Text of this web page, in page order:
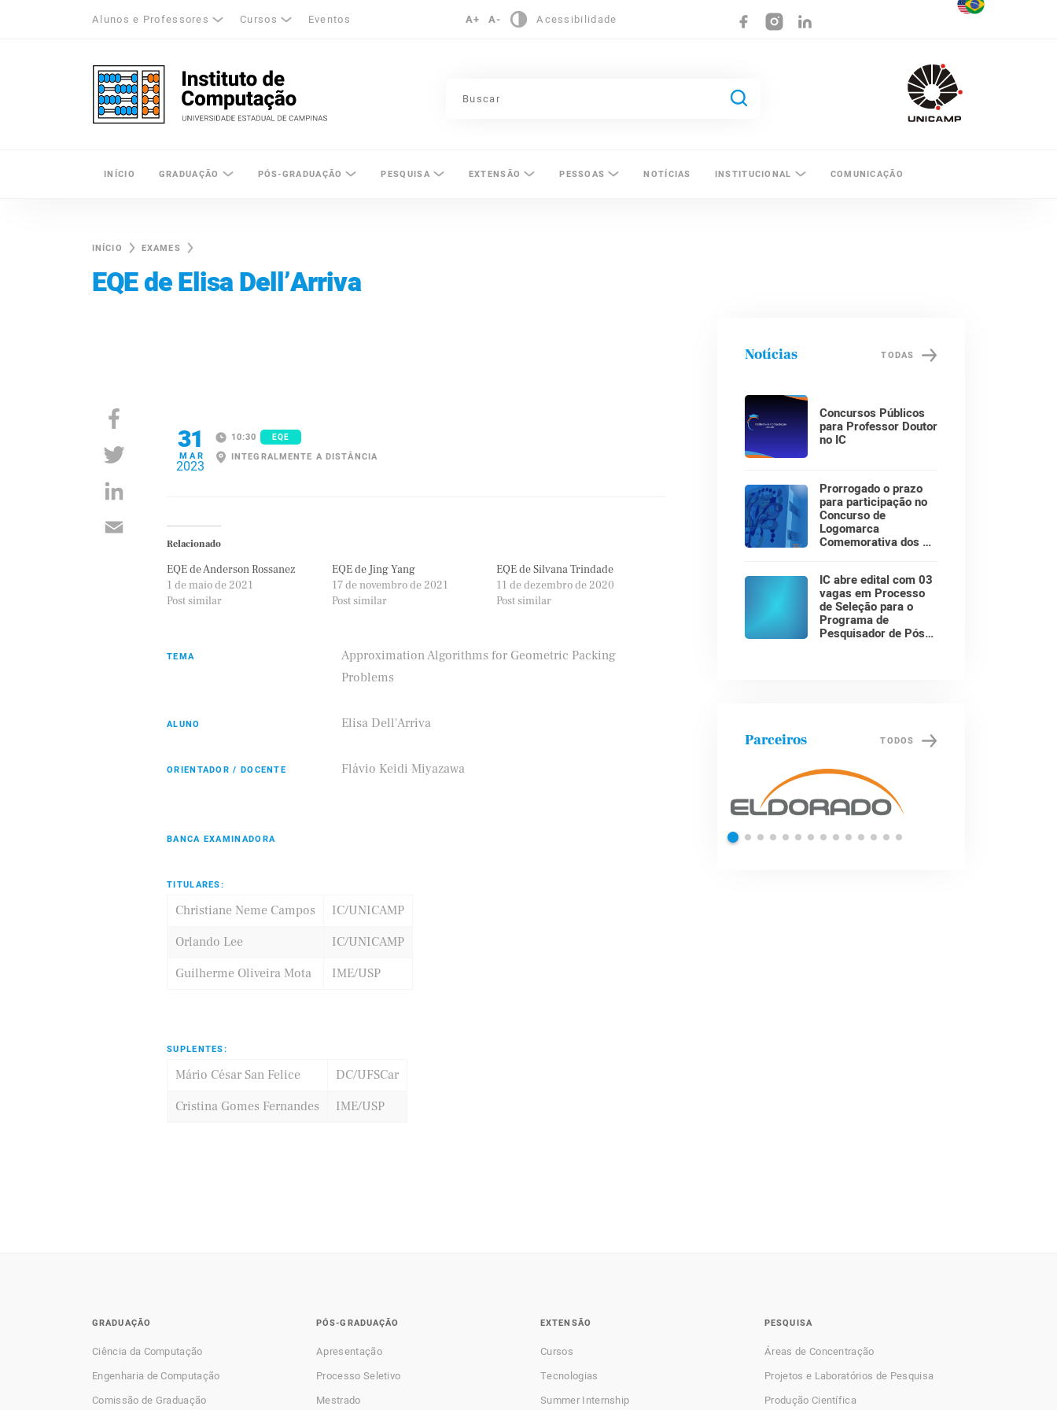
Alunos e Professores Cursos Eventos A+ A- Acessibilidade
Unicamp - Universidade Estadual de Campinas
INÍCIO GRADUAÇÃO PÓS-GRADUAÇÃO PESQUISA EXTENSÃO PESSOAS NOTÍCIAS INSTITUCIONAL COMUNICAÇÃO
INÍCIO EXAMES
EQE de Elisa Dell’Arriva
31
MAR
2023
10:30 EQE
INTEGRALMENTE A DISTÂNCIA
Relacionado
EQE de Anderson Rossanez
1 de maio de 2021
Post similar
EQE de Jing Yang
17 de novembro de 2021
Post similar
EQE de Silvana Trindade
11 de dezembro de 2020
Post similar
TEMA
Approximation Algorithms for Geometric Packing
Problems
ALUNO Elisa Dell'Arriva
ORIENTADOR / DOCENTE Flávio Keidi Miyazawa
BANCA EXAMINADORA
TITULARES:
Christiane Neme Campos
IC/UNICAMP
Orlando Lee
IC/UNICAMP
Guilherme Oliveira Mota
IME/USP
SUPLENTES:
Mário César San Felice
DC/UFSCar
Cristina Gomes Fernandes
IME/USP
Notícias TODAS
Concursos Públicos
para Professor Doutor
no IC
Prorrogado o prazo
para participação no
Concurso de
Logomarca
Comemorativa dos 30
IC abre edital com 03
vagas em Processo
de Seleção para o
Programa de
Pesquisador de Pós-
Parceiros TODOS
Samsung ifood Shell
GRADUAÇÃO
Ciência da Computação
Engenharia de Computação
Comissão de Graduação
PÓS-GRADUAÇÃO
Apresentação
Processo Seletivo
Mestrado
EXTENSÃO
Cursos
Tecnologias
Summer Internship
PESQUISA
Áreas de Concentração
Projetos e Laboratórios de Pesquisa
Produção Científica